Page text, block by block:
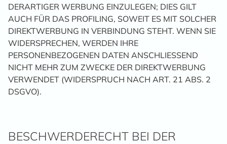
DERARTIGER WERBUNG EINZULEGEN; DIES GILT
AUCH FÜR DAS PROFILING, SOWEIT ES MIT SOLCHER
DIREKTWERBUNG IN VERBINDUNG STEHT. WENN SIE
WIDERSPRECHEN, WERDEN IHRE
PERSONENBEZOGENEN DATEN ANSCHLIESSEND
NICHT MEHR ZUM ZWECKE DER DIREKTWERBUNG
VERWENDET (WIDERSPRUCH NACH ART. 21 ABS. 2
DSGVO).
BESCHWERDE­RECHT BEI DER